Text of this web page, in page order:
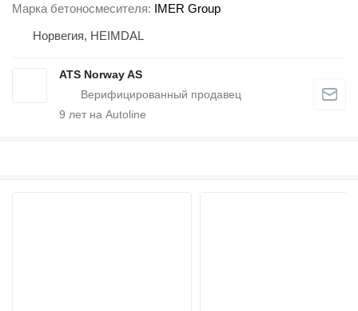
Марка бетоносмесителя IMER Group
Норвегия, HEIMDAL
ATS Norway AS
9 лет на Autoline